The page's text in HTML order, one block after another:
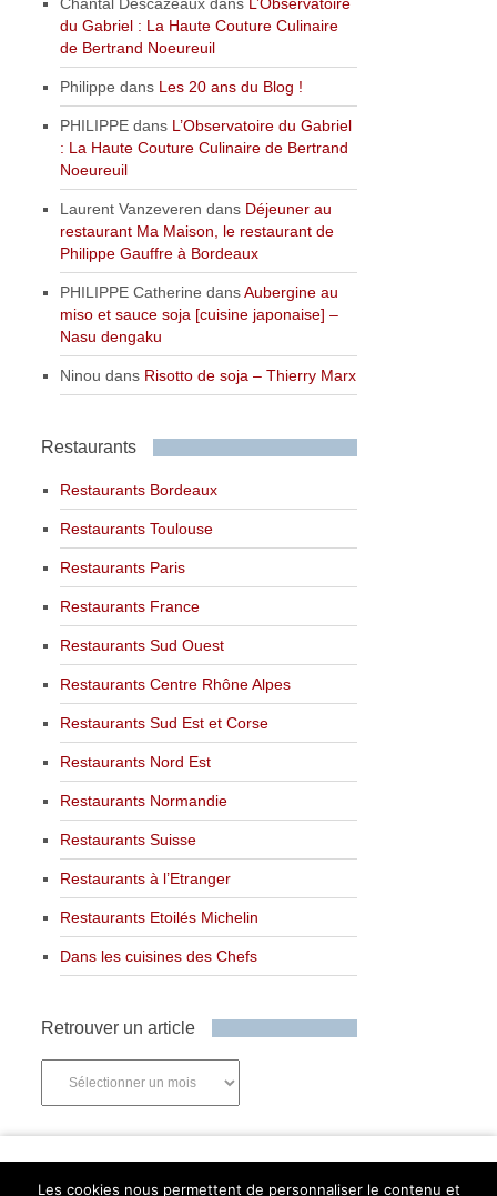
du Gabriel : La Haute Couture Culinaire
de Bertrand Noeureuil
Philippe dans Les 20 ans du Blog !
PHILIPPE dans L’Observatoire du Gabriel
: La Haute Couture Culinaire de Bertrand
Noeureuil
Laurent Vanzeveren dans Déjeuner au
restaurant Ma Maison, le restaurant de
Philippe Gauffre à Bordeaux
PHILIPPE Catherine dansAubergine au
miso et sauce soja [cuisine japonaise] –
Nasu dengaku
Ninou dans Risotto de soja – Thierry Marx
Restaurants
Restaurants Bordeaux
Restaurants Toulouse
Restaurants Paris
Restaurants France
Restaurants Sud Ouest
Restaurants Centre Rhône Alpes
Restaurants Sud Est et Corse
Restaurants Nord Est
Restaurants Normandie
Restaurants Suisse
Restaurants à l’Etranger
Restaurants Etoilés Michelin
Dans les cuisines des Chefs
Retrouver un article
Les cookies nous permettent de personnaliser le contenu et